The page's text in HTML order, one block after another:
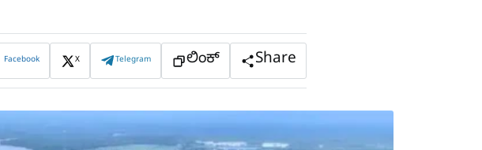
Facebook X Telegram ಲಿಂಕ್ Share